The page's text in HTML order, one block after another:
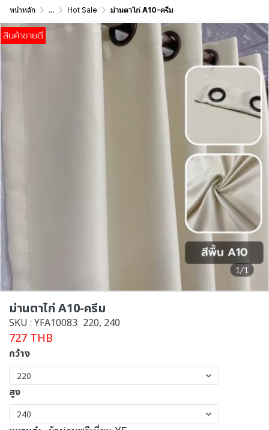
หน้าหลัก ... Hot Sale ม่านตาไก่ A10-ครีม
1/1
สินค้าขายดี
ม่านตาไก่ A10-ครีม
SKU : YFA10083 220, 240
727 THB
กว้าง
220
สูง
240